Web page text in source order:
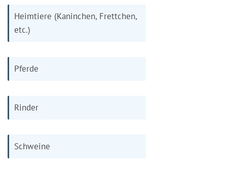
Heimtiere (Kaninchen, Frettchen,
etc.)
Pferde
Rinder
Schweine